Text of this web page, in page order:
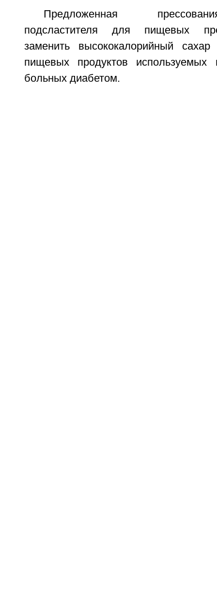
Предложенная
подсластителя для пищевых
заменить высококалорийный сахар
пищевых продуктов используемых
больных диабетом.